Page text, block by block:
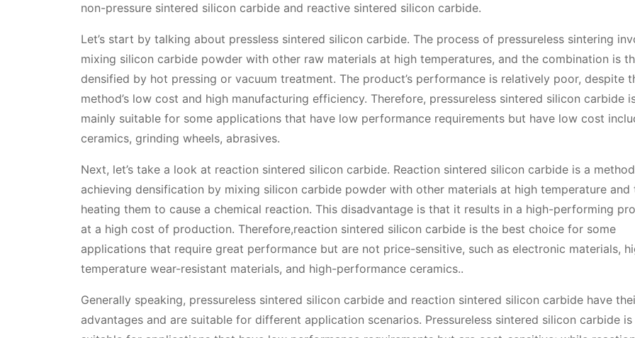
non-pressure sintered silicon carbide and reactive sintered silicon carbide.
Let’s start by talking about pressless sintered silicon carbide. The process of pressureless sintering
mixing silicon carbide powder with other raw materials at high temperatures, and the combination is
densified by hot pressing or vacuum treatment. The product’s performance is relatively poor, despite
method’s low cost and high manufacturing efficiency. Therefore, pressureless sintered silicon carbide
mainly suitable for some applications that have low performance requirements but have low cost
ceramics, grinding wheels, abrasives.
Next, let’s take a look at reaction sintered silicon carbide. Reaction sintered silicon carbide is a
achieving densification by mixing silicon carbide powder with other materials at high temperature and
heating them to cause a chemical reaction. This disadvantage is that it results in a high-performing
at a high cost of production. Therefore,reaction sintered silicon carbide is the best choice for some
applications that require great performance but are not price-sensitive, such as electronic materials,
temperature wear-resistant materials, and high-performance ceramics..
Generally speaking, pressureless sintered silicon carbide and reaction sintered silicon carbide have
advantages and are suitable for different application scenarios. Pressureless sintered silicon carbide is